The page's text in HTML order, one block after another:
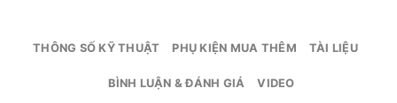
THÔNG SỐ KỸ THUẬT PHỤ KIỆN MUA THÊM TÀI LIỆU
BÌNH LUẬN & ĐÁNH GIÁ VIDEO